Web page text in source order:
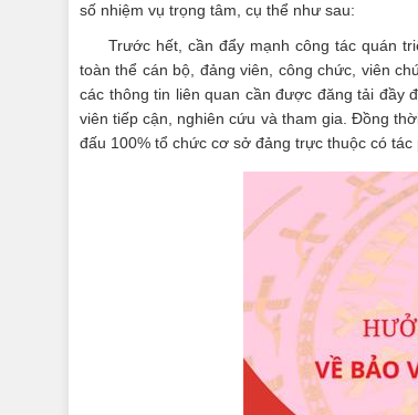
số nhiệm vụ trọng tâm, cụ thể như sau:
Trước hết, cần đẩy mạnh công tác quán
toàn thể cán bộ, đảng viên, công chức, viên
các thông tin liên quan cần được đăng tải đầy
viên tiếp cận, nghiên cứu và tham gia. Đồng
đấu 100% tổ chức cơ sở đảng trực thuộc có tác